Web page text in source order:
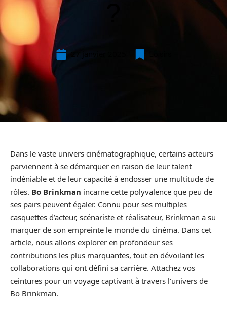
27 janvier 2025
Dans le vaste univers cinématographique, certains acteurs
parviennent à se démarquer en raison de leur talent
indéniable et de leur capacité à endosser une multitude de
rôles. Bo Brinkman incarne cette polyvalence que peu de
ses pairs peuvent égaler. Connu pour ses multiples
casquettes d’acteur, scénariste et réalisateur, Brinkman a su
marquer de son empreinte le monde du cinéma. Dans cet
article, nous allons explorer en profondeur ses
contributions les plus marquantes, tout en dévoilant les
collaborations qui ont défini sa carrière. Attachez vos
ceintures pour un voyage captivant à travers l’univers de
Bo Brinkman.